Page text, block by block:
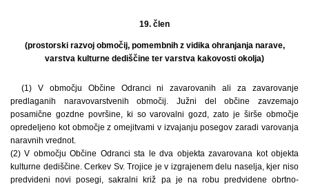
19. člen
(prostorski razvoj območij, pomembnih z vidika ohranjanja narave,
varstva kulturne dediščine ter varstva kakovosti okolja)
(1) V območju Občine Odranci ni zavarovanih ali za zavarovanje
predlaganih naravovarstvenih območij. Južni del občine zavzemajo
posamične gozdne površine, ki so varovalni gozd, zato je širše območje
opredeljeno kot območje z omejitvami v izvajanju posegov zaradi varovanja
naravnih vrednot.
(2) V območju Občine Odranci sta le dva objekta zavarovana kot objekta
kulturne dediščine. Cerkev Sv. Trojice je v izgrajenem delu naselja, kjer niso
predvideni novi posegi, sakralni križ pa je na robu predvidene obrtno-